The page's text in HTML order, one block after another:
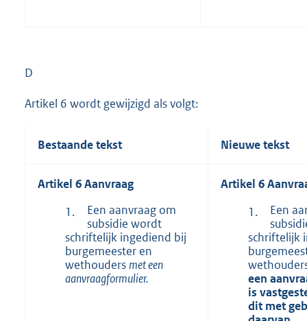
D
Artikel 6 wordt gewijzigd als volgt:
Bestaande tekst Nieuwe tekst
Artikel 6 Aanvraag
1.
Een aanvraag om
subsidie wordt
schriftelijk ingediend bij
burgemeester en
wethouders met een
aanvraagformulier.
Artikel 6
1.
Een
schriftelijk
een
is
dit met